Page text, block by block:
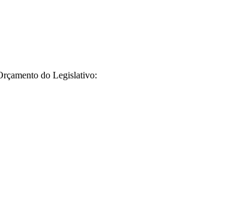
do Legislativo: